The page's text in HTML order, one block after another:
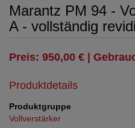
Marantz PM 94 -
A - vollständig
Preis: 950,00 € |
Produktdetails
Produktgruppe
Vollverstärker